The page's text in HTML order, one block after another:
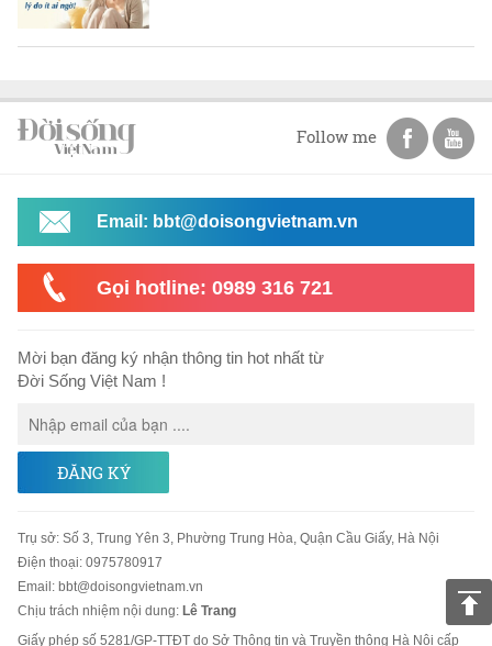
Follow me
Email: bbt@doisongvietnam.vn
Gọi hotline: 0989 316 721
Mời bạn đăng ký nhận thông tin hot nhất từ
Đời Sống Việt Nam !
ĐĂNG KÝ
Trụ sở: Số 3, Trung Yên 3, Phường Trung Hòa, Quận Cầu Giấy, Hà Nội
Điện thoại: 0975780917
Email: bbt@doisongvietnam.vn
Chịu trách nhiệm nội dung: Lê Trang
Giấy phép số 5281/GP-TTĐT do Sở Thông tin và Truyền thông Hà Nội cấp